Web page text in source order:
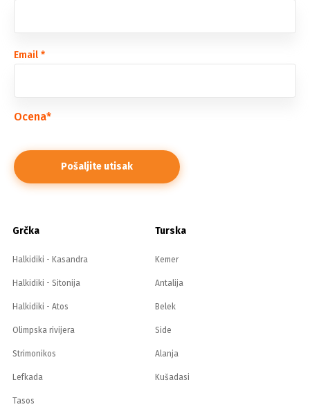
Email *
Ocena*
Grčka
Halkidiki - Kasandra
Halkidiki - Sitonija
Halkidiki - Atos
Olimpska rivijera
Strimonikos
Lefkada
Tasos
Turska
Kemer
Antalija
Belek
Side
Alanja
Kušadasi